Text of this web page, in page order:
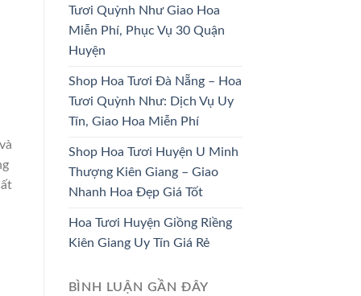
DÂU
33 SẢN PHẨM 67 SẢN PHẨM
Tươi Quỳnh Như Giao Hoa
Miễn Phí, Phục Vụ 30 Quận
Huyện
Shop Hoa Tươi Đà Nẵng – Hoa
Tươi Quỳnh Như: Dịch Vụ Uy
Tín, Giao Hoa Miễn Phí
Shop Hoa Tươi Huyện U Minh
Thượng Kiên Giang – Giao
Nhanh Hoa Đẹp Giá Tốt
Hoa Tươi Huyện Giồng Riềng
Kiên Giang Uy Tín Giá Rẻ
BÌNH LUẬN GẦN ĐÂY